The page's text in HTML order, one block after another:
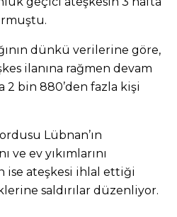
dünkü verilerine göre,
ilanına rağmen devam
2 bin 880’den fazla kişi
Lübnan’ın
ve ev yıkımlarını
ateşkesi ihlal ettiği
saldırılar düzenliyor.